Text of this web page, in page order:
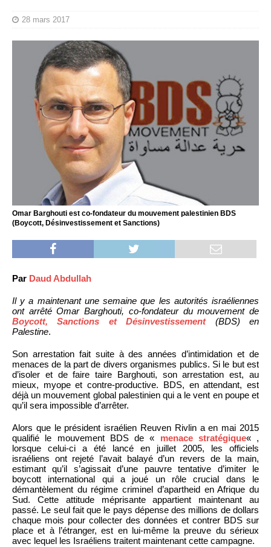
28 mars 2017
Omar Barghouti est co-fondateur du mouvement palestinien BDS
(Boycott, Désinvestissement et Sanctions)
Par Daud Abdullah
Il y a maintenant une semaine que les autorités israéliennes
ont arrêté Omar Barghouti, co-fondateur du mouvement de
Boycott, Sanctions et Désinvestissement(BDS) en
Palestine.
Son arrestation fait suite à des années d’intimidation et de
menaces de la part de divers organismes publics. Si le but est
d’isoler et de faire taire Barghouti, son arrestation est, au
mieux, myope et contre-productive. BDS, en attendant, est
déjà un mouvement global palestinien qui a le vent en poupe et
qu’il sera impossible d’arrêter.
Alors que le président israélien Reuven Rivlin a en mai 2015
qualifié le mouvement BDS de « menace stratégique« ,
lorsque celui-ci a été lancé en juillet 2005, les officiels
israéliens ont rejeté l’avait balayé d’un revers de la main,
estimant qu’il s’agissait d’une pauvre tentative d’imiter le
boycott international qui a joué un rôle crucial dans le
démantèlement du régime criminel d’apartheid en Afrique du
Sud. Cette attitude méprisante appartient maintenant au
passé. Le seul fait que le pays dépense des millions de dollars
chaque mois pour collecter des données et contrer BDS sur
place et à l’étranger, est en lui-même la preuve du sérieux
avec lequel les Israéliens traitent maintenant cette campagne.